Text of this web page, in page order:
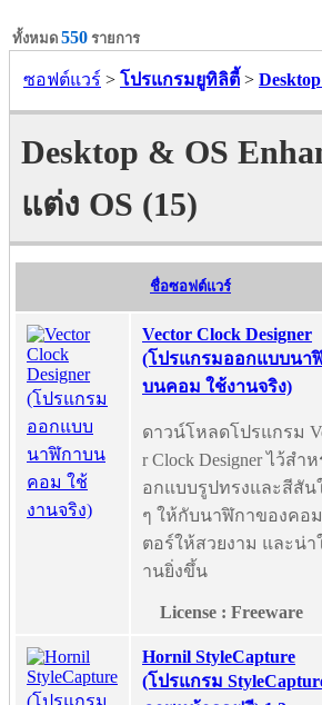
ทั้งหมด 550 รายการ
ซอฟต์แวร์ > โปรแกรมยูทิลิตี้ >
Desktop & OS
แต่ง OS (15)
ชื่อซอฟต์แวร์
Vector Clock Designer
(โปรแกรมออกแบบนา
บนคอม ใช้งานจริง)
ดาวน์โหลดโปรแกรม
r Clock Designer ไว้สำ
อกแบบรูปทรงและสีสัน
ๆ ให้กับนาฬิกาของคอ
ตอร์ให้สวยงาม และน่า
านยิ่งขึ้น
License : Freeware
Hornil StyleCapture
(โปรแกรม